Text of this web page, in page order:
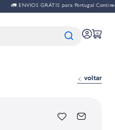
🚛 ENVIOS GRÁTIS para Portugal Continental
voltar